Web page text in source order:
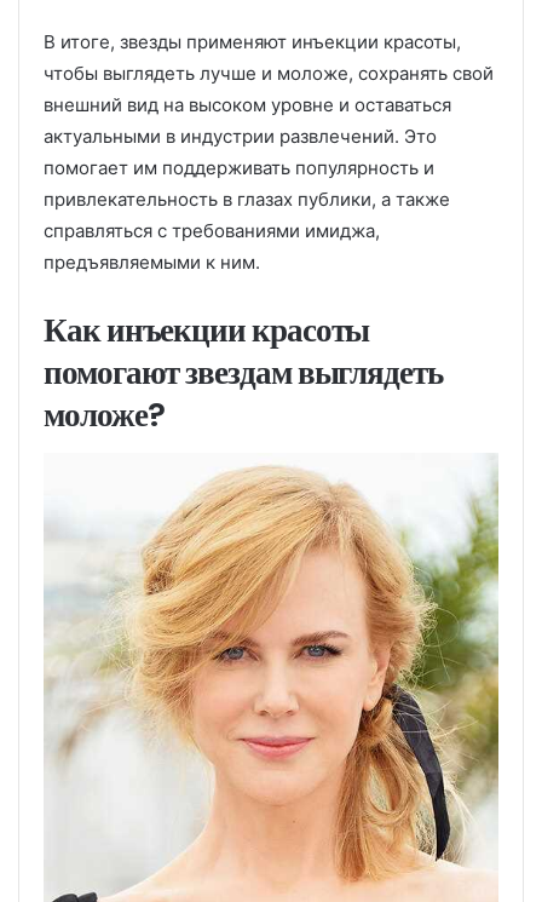
В итоге, звезды применяют инъекции красоты,
чтобы выглядеть лучше и моложе, сохранять свой
внешний вид на высоком уровне и оставаться
актуальными в индустрии развлечений. Это
помогает им поддерживать популярность и
привлекательность в глазах публики, а также
справляться с требованиями имиджа,
предъявляемыми к ним.
Как инъекции красоты
помогают звездам выглядеть
моложе?